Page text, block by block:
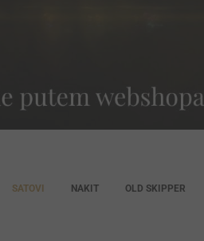
SATOVI NAKIT OLD SKIPPER